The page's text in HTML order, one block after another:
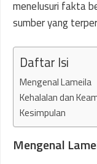
menelusuri fakta
sumber yang
Daftar Isi
Mengenal Lameila
Kehalalan dan
Kesimpulan
Mengenal